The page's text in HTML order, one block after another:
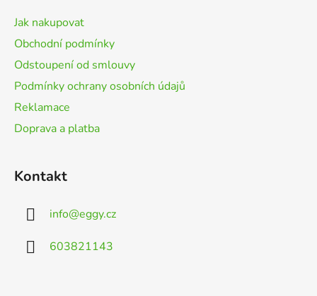
Jak nakupovat
Obchodní podmínky
Odstoupení od smlouvy
Podmínky ochrany osobních údajů
Reklamace
Doprava a platba
Kontakt
info@eggy.cz
603821143